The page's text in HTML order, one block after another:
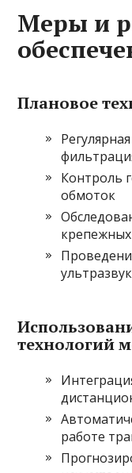
Меры и
Плановое
Контроль
обмоток
технологий
работе